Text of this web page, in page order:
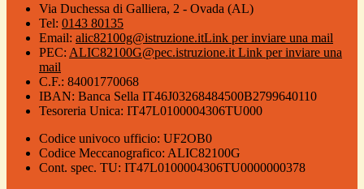
Via Duchessa di Galliera, 2 - Ovada (AL)
Tel: 0143 80135
Email: alic82100g@istruzione.itLink per inviare una mail
PEC: ALIC82100G@pec.istruzione.it Link per inviare una
mail
C.F.: 84001770068
IBAN: Banca Sella IT46J03268484500B2799640110
Tesoreria Unica: IT47L0100004306TU000
Codice univoco ufficio: UF2OB0
Codice Meccanografico: ALIC82100G
Cont. spec. TU: IT47L0100004306TU0000000378